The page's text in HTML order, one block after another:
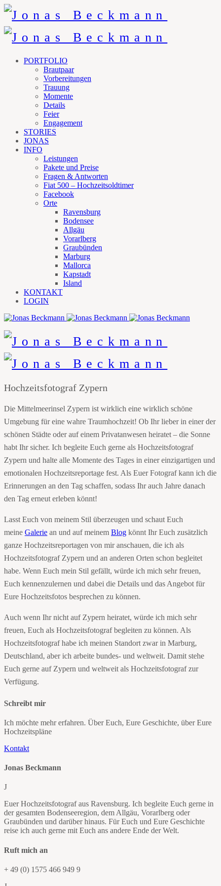
PORTFOLIO
Brautpaar
Vorbereitungen
Trauung
Momente
Details
Feier
Engagement
STORIES
JONAS
INFO
Leistungen
Pakete und Preise
Fragen & Antworten
Fiat 500 – Hochzeitsoldtimer
Facebook
Orte
Ravensburg
Bodensee
Allgäu
Vorarlberg
Graubünden
Marburg
Mallorca
Kapstadt
Island
KONTAKT
LOGIN
Hochzeitsfotograf Zypern
Die Mittelmeerinsel Zypern ist wirklich eine wirklich schöne
Umgebung für eine wahre Traumhochzeit! Ob Ihr lieber in einer der
schönen Städte oder auf einem Privatanwesen heiratet – die Sonne
habt Ihr sicher. Ich begleite Euch gerne als Hochzeitsfotograf
Zypern und halte alle Momente des Tages in einer einzigartigen und
emotionalen Hochzeitsreportage fest. Als Euer Fotograf kann ich die
Erinnerungen an den Tag schaffen, sodass Ihr auch Jahre danach
den Tag erneut erleben könnt!
Lasst Euch von meinem Stil überzeugen und schaut Euch
meine Galerie an und auf meinem Blog könnt Ihr Euch zusätzlich
ganze Hochzeitsreportagen von mir anschauen, die ich als
Hochzeitsfotograf Zypern und an anderen Orten schon begleitet
habe. Wenn Euch mein Stil gefällt, würde ich mich sehr freuen,
Euch kennenzulernen und dabei die Details und das Angebot für
Eure Hochzeitsfotos besprechen zu können.
Auch wenn Ihr nicht auf Zypern heiratet, würde ich mich sehr
freuen, Euch als Hochzeitsfotograf begleiten zu können. Als
Hochzeitsfotograf habe ich meinen Standort zwar in Marburg,
Deutschland, aber ich arbeite bundes- und weltweit. Damit stehe
Euch gerne auf Zypern und weltweit als Hochzeitsfotograf zur
Verfügung.
Schreibt mir
Ich möchte mehr erfahren. Über Euch, Eure Geschichte, über Eure
Hochzeitspläne
Kontakt
Jonas Beckmann
J
Euer Hochzeitsfotograf aus Ravensburg. Ich begleite Euch gerne in
der gesamten Bodenseeregion, dem Allgäu, Vorarlberg oder
Graubünden und darüber hinaus. Für Euch und Eure Geschichte
reise ich auch gerne mit Euch ans andere Ende der Welt.
Ruft mich an
+ 49 (0) 1575 466 949 9